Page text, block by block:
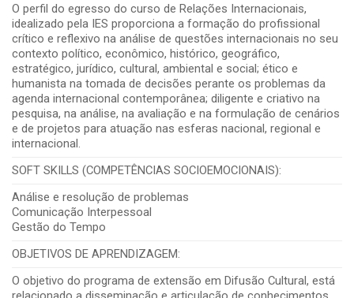
O perfil do egresso do curso de Relações Internacionais,
idealizado pela IES proporciona a formação do profissional
crítico e reflexivo na análise de questões internacionais no seu
contexto político, econômico, histórico, geográfico,
estratégico, jurídico, cultural, ambiental e social; ético e
humanista na tomada de decisões perante os problemas da
agenda internacional contemporânea; diligente e criativo na
pesquisa, na análise, na avaliação e na formulação de cenários
e de projetos para atuação nas esferas nacional, regional e
internacional.
SOFT SKILLS (COMPETÊNCIAS SOCIOEMOCIONAIS):
Análise e resolução de problemas
Comunicação Interpessoal
Gestão do Tempo
OBJETIVOS DE APRENDIZAGEM:
O objetivo do programa de extensão em Difusão Cultural, está